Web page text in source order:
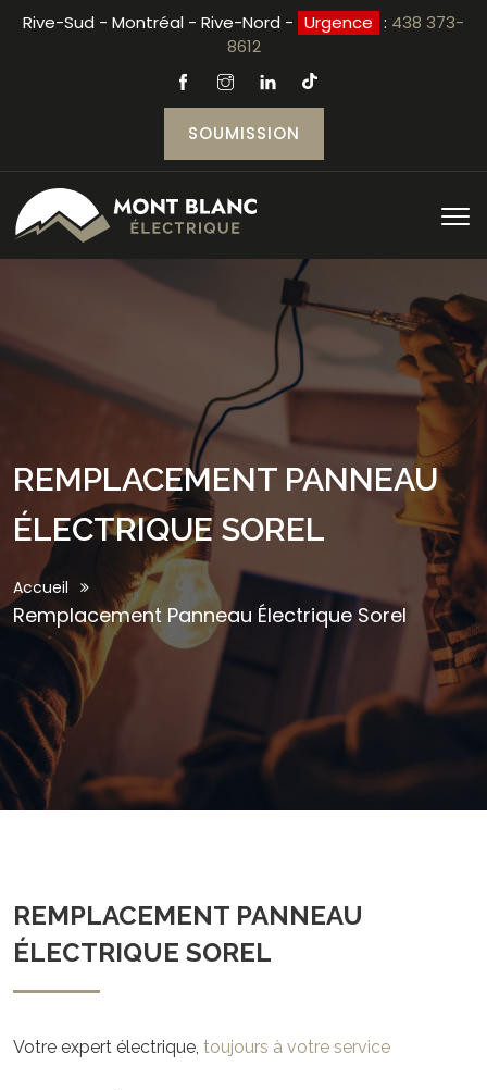
Rive-Sud - Montréal - Rive-Nord - Urgence : 438 373-
8612
SOUMISSION
REMPLACEMENT PANNEAU
ÉLECTRIQUE SOREL
Accueil
Remplacement Panneau Électrique Sorel
REMPLACEMENT PANNEAU
ÉLECTRIQUE SOREL
Votre expert électrique, toujours à votre service